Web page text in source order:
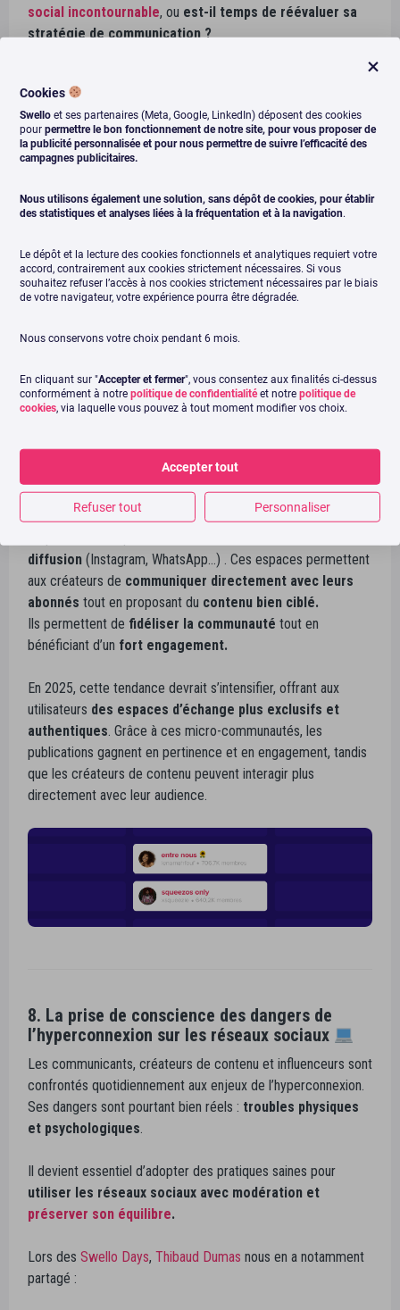
social incontournable, ou est-il temps de réévaluer sa
stratégie de communication ?
entre maintenir leur présence sur la plateforme ou privilégier
d’autres canaux plus stables. Pourtant, malgré les
incertitudes, de nombreux créateurs et entreprises publient
du contenu régulièrement, cherchant à tirer parti de
savoir si X parviendra à conserver son statut de réseau
nouvelles alternatives.
7. Les micro-communautés envahissent les
médias sociaux
Nous l’avons vu en 2024, les micro-communautés n’ont cessé
diffusion (Instagram, WhatsApp…) . Ces espaces permettent
aux créateurs de communiquer directement avec leurs
abonnés tout en proposant du contenu bien ciblé.
Ils permettent de fidéliser la communauté tout en
bénéficiant d’un fort engagement.
En 2025, cette tendance devrait s’intensifier, offrant aux
utilisateurs des espaces d’échange plus exclusifs et
authentiques . Grâce à ces micro-communautés, les
publications gagnent en pertinence et en engagement, tandis
que les créateurs de contenu peuvent interagir plus
directement avec leur audience.
8. La prise de conscience des dangers de
l’hyperconnexion sur les réseaux sociaux
Les communicants, créateurs de contenu et influenceurs sont
confrontés quotidiennement aux enjeux de l’hyperconnexion.
Ses dangers sont pourtant bien réels : troubles physiques
et psychologiques
Il devient essentiel d’adopter des pratiques saines pour
utiliser les réseaux sociaux avec modération et
préserver son équilibre.
Lors des Swello Days, Thibaud Dumas nous en a notamment
partagé :
Cookies
Swello et ses partenaires (Meta, Google, LinkedIn) déposent des cookies
pour permettre le bon fonctionnement de notre site, pour vous proposer de
la publicité personnalisée et pour nous permettre de suivre l’efficacité des
campagnes publicitaires.
Nous utilisons également une solution, sans dépôt de cookies, pour établir
des statistiques et analyses liées à la fréquentation et à la navigation.
Le dépôt et la lecture des cookies fonctionnels et analytiques requiert votre
accord, contrairement aux cookies strictement nécessaires. Si vous
souhaitez refuser l’accès à nos cookies strictement nécessaires par le biais
de votre navigateur, votre expérience pourra être dégradée.
Nous conservons votre choix pendant 6 mois.
En cliquant sur "Accepter et fermer", vous consentez aux finalités ci-dessus
conformément à notre politique de confidentialitéet notre politique de
cookies, via laquelle vous pouvez à tout moment modifier vos choix.
Accepter tout
Refuser tout Personnaliser